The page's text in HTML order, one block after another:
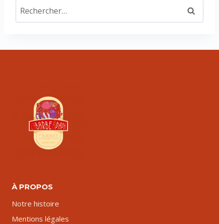
Rechercher :
À PROPOS
Notre histoire
Mentions légales